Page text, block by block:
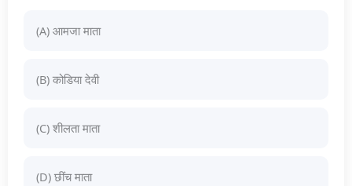
(A) आमजा माता
(B) कोडिया देवी
(C) शीलता माता
(D) छींच माता